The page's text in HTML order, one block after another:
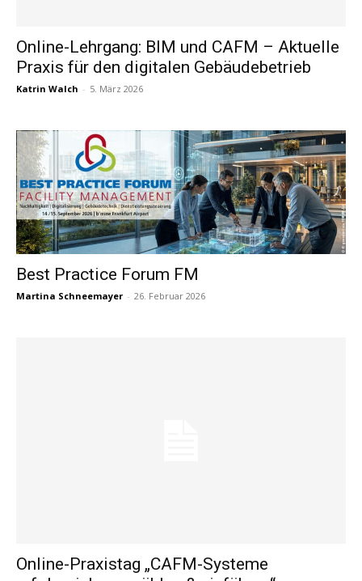
Online-Lehrgang: BIM und CAFM – Aktuelle
Praxis für den digitalen Gebäudebetrieb
Katrin Walch - 5. März 2026
Best Practice Forum FM
Martina Schneemayer - 26. Februar 2026
Online-Praxistag „CAFM-Systeme